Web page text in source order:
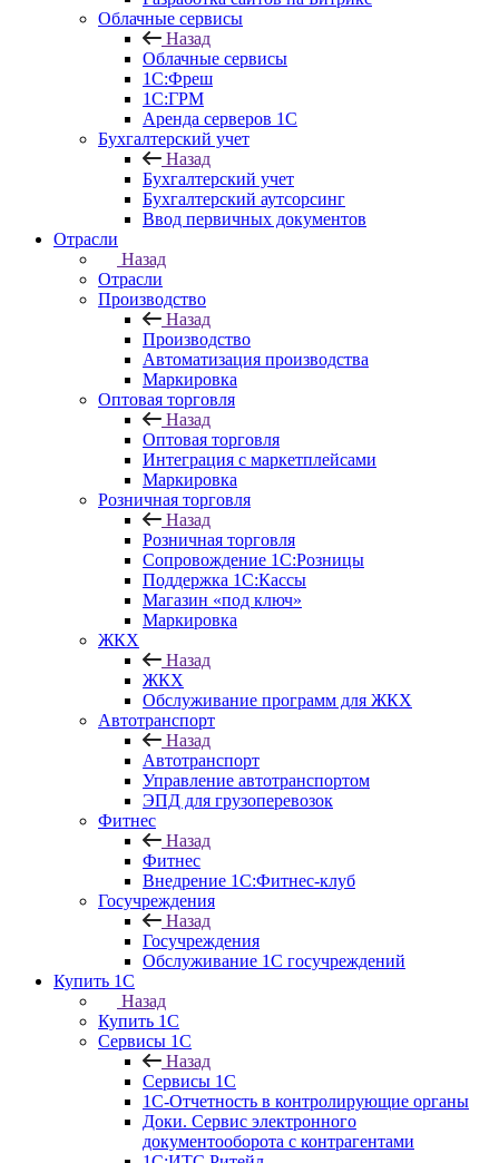
Облачные сервисы
Назад
Облачные сервисы
1С:Фреш
1С:ГРМ
Аренда серверов 1С
Бухгалтерский учет
Назад
Бухгалтерский учет
Бухгалтерский аутсорсинг
Ввод первичных документов
Отрасли
Назад
Отрасли
Производство
Назад
Производство
Автоматизация производства
Маркировка
Оптовая торговля
Назад
Оптовая торговля
Интеграция с маркетплейсами
Маркировка
Розничная торговля
Назад
Розничная торговля
Сопровождение 1С:Розницы
Поддержка 1С:Кассы
Магазин «под ключ»
Маркировка
ЖКХ
Назад
ЖКХ
Обслуживание программ для ЖКХ
Автотранспорт
Назад
Автотранспорт
Управление автотранспортом
ЭПД для грузоперевозок
Фитнес
Назад
Фитнес
Внедрение 1С:Фитнес-клуб
Госучреждения
Назад
Госучреждения
Обслуживание 1С госучреждений
Купить 1С
Назад
Купить 1С
Сервисы 1С
Назад
Сервисы 1С
1С-Отчетность в контролирующие органы
Доки. Сервис электронного
документооборота с контрагентами